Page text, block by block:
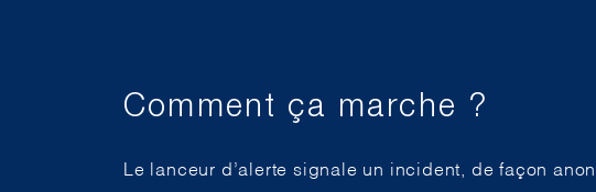
Comment ça marche ?
Le lanceur d’alerte signale un incident, de façon